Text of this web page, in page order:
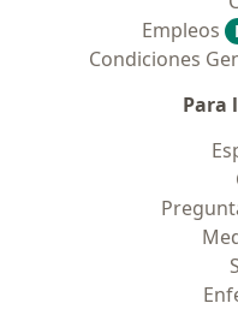
Empleos
Condiciones
Para